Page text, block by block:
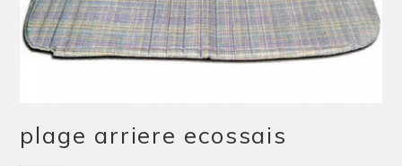
plage arriere ecossais